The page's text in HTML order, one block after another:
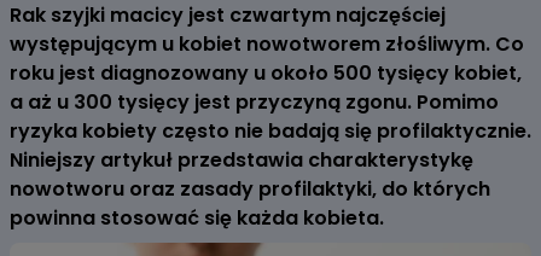
Rak szyjki macicy jest czwartym najczęściej
występującym u kobiet nowotworem złośliwym. Co
roku jest diagnozowany u około 500 tysięcy kobiet,
a aż u 300 tysięcy jest przyczyną zgonu. Pomimo
ryzyka kobiety często nie badają się profilaktycznie.
Niniejszy artykuł przedstawia charakterystykę
nowotworu oraz zasady profilaktyki, do których
powinna stosować się każda kobieta.